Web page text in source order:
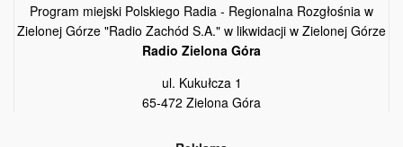
Program miejski Polskiego Radia - Regionalna Rozgłośnia w
Zielonej Górze "Radio Zachód S.A." w likwidacji w Zielonej Górze
Radio Zielona Góra
ul. Kukułcza 1
65-472 Zielona Góra